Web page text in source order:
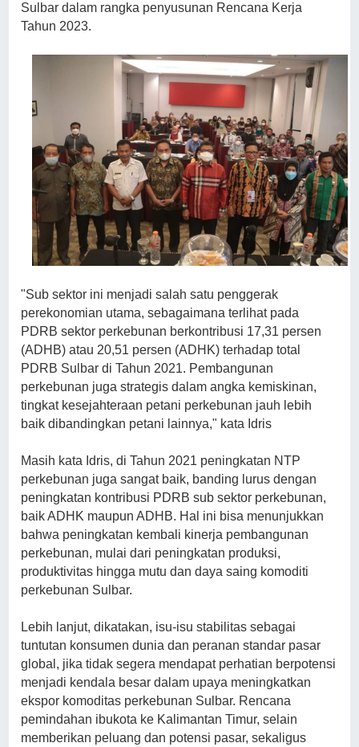
Sulbar dalam rangka penyusunan Rencana Kerja
Tahun 2023.
"Sub sektor ini menjadi salah satu penggerak
perekonomian utama, sebagaimana terlihat pada
PDRB sektor perkebunan berkontribusi 17,31 persen
(ADHB) atau 20,51 persen (ADHK) terhadap total
PDRB Sulbar di Tahun 2021. Pembangunan
perkebunan juga strategis dalam angka kemiskinan,
tingkat kesejahteraan petani perkebunan jauh lebih
baik dibandingkan petani lainnya," kata Idris
Masih kata Idris, di Tahun 2021 peningkatan NTP
perkebunan juga sangat baik, banding lurus dengan
peningkatan kontribusi PDRB sub sektor perkebunan,
baik ADHK maupun ADHB. Hal ini bisa menunjukkan
bahwa peningkatan kembali kinerja pembangunan
perkebunan, mulai dari peningkatan produksi,
produktivitas hingga mutu dan daya saing komoditi
perkebunan Sulbar.
Lebih lanjut, dikatakan, isu-isu stabilitas sebagai
tuntutan konsumen dunia dan peranan standar pasar
global, jika tidak segera mendapat perhatian berpotensi
menjadi kendala besar dalam upaya meningkatkan
ekspor komoditas perkebunan Sulbar. Rencana
pemindahan ibukota ke Kalimantan Timur, selain
memberikan peluang dan potensi pasar, sekaligus